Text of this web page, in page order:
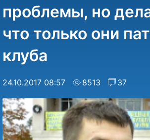
проблемы, но
что только они
клуба
24.10.2017 08:57 8513 37